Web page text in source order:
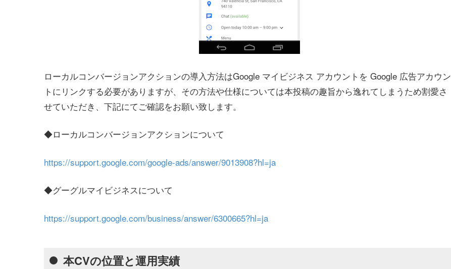
ローカルコンバージョンアクションの導入方法はGoogle マイビジネス アカウントを Google 広告アカウン
トにリンクする必要がありますが、その方法や仕様については本投稿の趣旨から逸れてしまうため割愛さ
せていただき、下記にてご確認をお願い致します。
◆ローカルコンバージョンアクションについて
https://support.google.com/google-ads/answer/9013908?hl=ja
◆グーグルマイビジネスについて
https://support.google.com/business/answer/6300665?hl=ja
本CVの位置と運用実績